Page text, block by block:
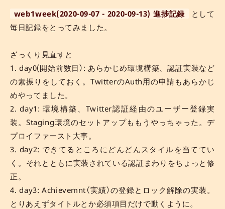
web1week(2020-09-07 - 2020-09-13) 進捗記録
として
毎日記録をとってみました。
ざっくり見直すと
1. day0(開始前数日）: あらかじめ環境構築、認証実装など
の素振りをしておく。TwitterのAuth用の申請もあらかじ
めやってました。
2. day1: 環境構築、Twitter認証経由のユーザー登録実
装。Staging環境のセットアップももうやっちゃった。デ
プロイファースト大事。
3. day2: できてるところにどんどんスタイルを当ててい
く。それとともに実装されている認証まわりをちょっと修
正。
4. day3: Achievemnt（実績）の登録とロック解除の実装。
とりあえずタイトルとか必須項目だけで動くように。